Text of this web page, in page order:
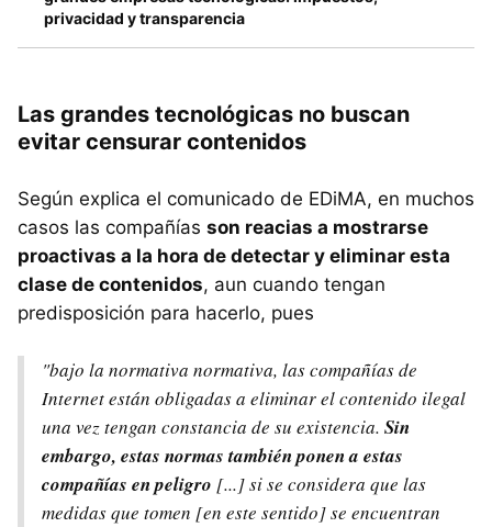
privacidad y transparencia
Las grandes tecnológicas no buscan
evitar censurar contenidos
Según explica el comunicado de EDiMA, en muchos
casos las compañías son reacias a mostrarse
proactivas a la hora de detectar y eliminar esta
clase de contenidos, aun cuando tengan
predisposición para hacerlo, pues
"bajo la normativa normativa, las compañías de
Internet están obligadas a eliminar el contenido ilegal
una vez tengan constancia de su existencia. Sin
embargo, estas normas también ponen a estas
compañías en peligro [...] si se considera que las
medidas que tomen [en este sentido] se encuentran